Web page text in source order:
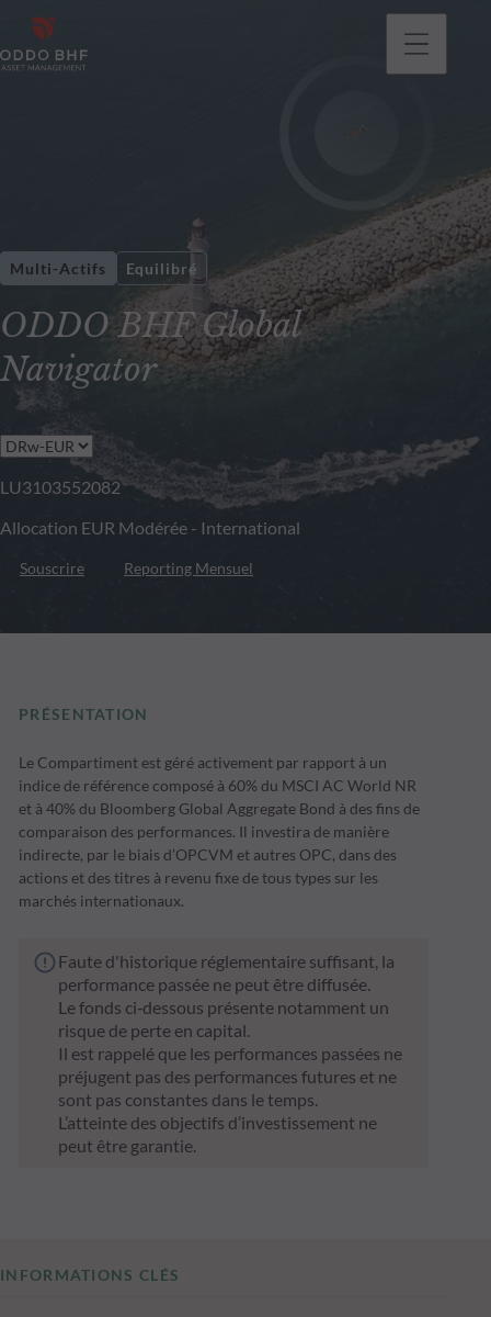
ODDO BHF Global
Navigator
Multi-Actifs Equilibré
LU3103552082
Allocation EUR Modérée - International
Souscrire Reporting Mensuel
PRÉSENTATION
Le Compartiment est géré activement par rapport à un
indice de référence composé à 60% du MSCI AC World NR
et à 40% du Bloomberg Global Aggregate Bond à des fins de
comparaison des performances. Il investira de manière
indirecte, par le biais d’OPCVM et autres OPC, dans des
actions et des titres à revenu fixe de tous types sur les
marchés internationaux.
Faute d'historique réglementaire suffisant, la
performance passée ne peut être diffusée.
Le fonds ci‑dessous présente notamment un
risque de perte en capital.
Il est rappelé que les performances passées ne
préjugent pas des performances futures et ne
sont pas constantes dans le temps.
L’atteinte des objectifs d’investissement ne
peut être garantie.
INFORMATIONS CLÉS